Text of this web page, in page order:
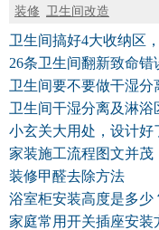
装修 卫生间改造
卫生间搞好4大收纳区
26条卫生间翻新致命
卫生间要不要做干湿分
卫生间干湿分离及淋
小玄关大用处，设计好
家装施工流程图文并茂
装修甲醛去除方法
浴室柜安装高度是多少
家庭常用开关插座安装